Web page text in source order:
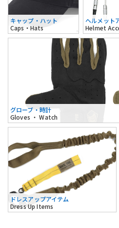
キャップ・ハット
Caps・Hats
ヘルメット
Helmet
グローブ・時計
Gloves ・ Watch
ドレスアップアイテム
Dress Up Items